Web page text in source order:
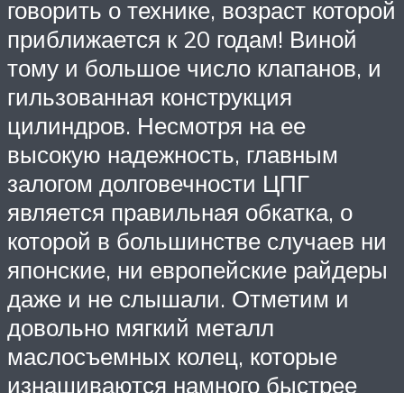
говорить о технике, возраст которой
приближается к 20 годам! Виной
тому и большое число клапанов, и
гильзованная конструкция
цилиндров. Несмотря на ее
высокую надежность, главным
залогом долговечности ЦПГ
является правильная обкатка, о
которой в большинстве случаев ни
японские, ни европейские райдеры
даже и не слышали. Отметим и
довольно мягкий металл
маслосъемных колец, которые
изнашиваются намного быстрее